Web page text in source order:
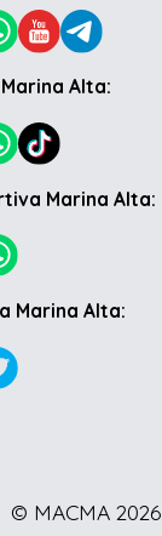
Alta:
Marina Alta:
Marina Alta:
© MACMA 2026